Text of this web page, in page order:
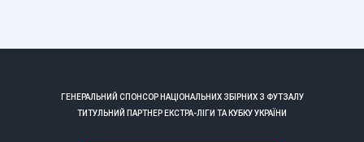
ГЕНЕРАЛЬНИЙ СПОНСОР НАЦІОНАЛЬНИХ ЗБІРНИХ З ФУТЗАЛУ
ТИТУЛЬНИЙ ПАРТНЕР ЕКСТРА-ЛІГИ ТА КУБКУ УКРАЇНИ